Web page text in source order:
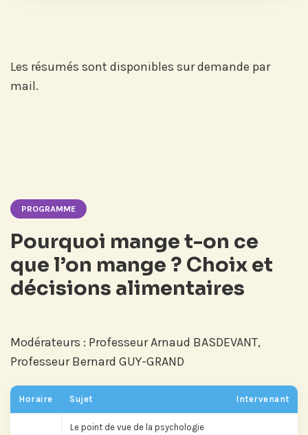
Les résumés sont disponibles sur demande par
mail.
PROGRAMME
Pourquoi mange t-on ce
que l’on mange ? Choix et
décisions alimentaires
Modérateurs : Professeur Arnaud BASDEVANT,
Professeur Bernard GUY-GRAND
Horaire Sujet Intervenant
Le point de vue de la psychologie